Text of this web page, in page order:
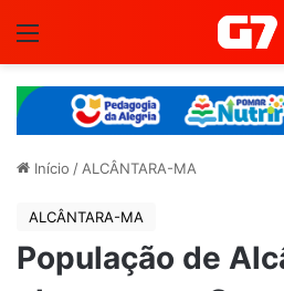
Início / ALCÂNTARA-MA
ALCÂNTARA-MA
População de